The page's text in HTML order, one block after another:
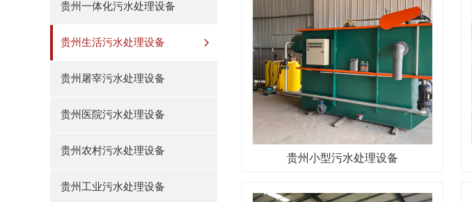
贵州一体化污水处理设备
贵州生活污水处理设备
贵州屠宰污水处理设备
贵州医院污水处理设备
贵州农村污水处理设备
贵州工业污水处理设备
贵州小型污水处理设备